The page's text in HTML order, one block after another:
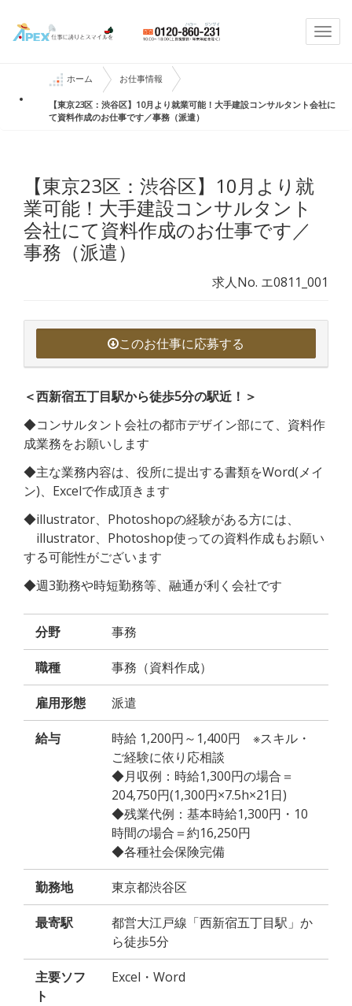
ホーム お仕事情報
【東京23区：渋谷区】10月より就業可能！大手建設コンサルタント会社に
て資料作成のお仕事です／事務（派遣）
【東京23区：渋谷区】10月より就
業可能！大手建設コンサルタント
会社にて資料作成のお仕事です／
事務（派遣）
求人No. エ0811_001
このお仕事に応募する
＜西新宿五丁目駅から徒歩5分の駅近！＞
◆コンサルタント会社の都市デザイン部にて、資料作
成業務をお願いします
◆主な業務内容は、役所に提出する書類をWord(メイ
ン)、Excelで作成頂きます
◆illustrator、Photoshopの経験がある方には、
illustrator、Photoshop使っての資料作成もお願い
する可能性がございます
◆週3勤務や時短勤務等、融通が利く会社です
分野 事務
職種 事務（資料作成）
雇用形態 派遣
給与
時給 1,200円～1,400円 ※スキル・
ご経験に依り応相談
◆月収例：時給1,300円の場合＝
204,750円(1,300円×7.5h×21日)
◆残業代例：基本時給1,300円・10
時間の場合＝約16,250円
◆各種社会保険完備
勤務地 東京都渋谷区
最寄駅
都営大江戸線「西新宿五丁目駅」か
ら徒歩5分
主要ソフ
ト
Excel・Word